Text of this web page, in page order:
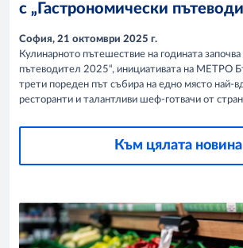
с „Гастрономически
София, 21 октомври 2025 г.
Кулинарното пътешествие на годината започва
пътеводител 2025“, инициативата на МЕТРО
трети пореден път събира на едно място най-
ресторанти и талантливи шеф-готвачи от
Към цялата новина